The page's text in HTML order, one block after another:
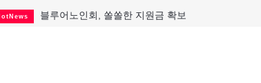
블루어노인회, 쏠쏠한 지원금 확보